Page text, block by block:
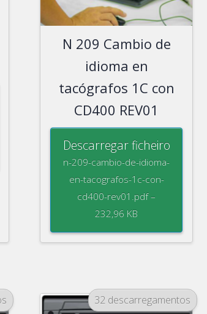
N 209 Cambio de
idioma en
tacógrafos 1C con
CD400 REV01
Descarregar ficheiro
n-209-cambio-de-idioma-
en-tacografos-1c-con-
cd400-rev01.pdf –
232,96 KB
32 descarregamentos